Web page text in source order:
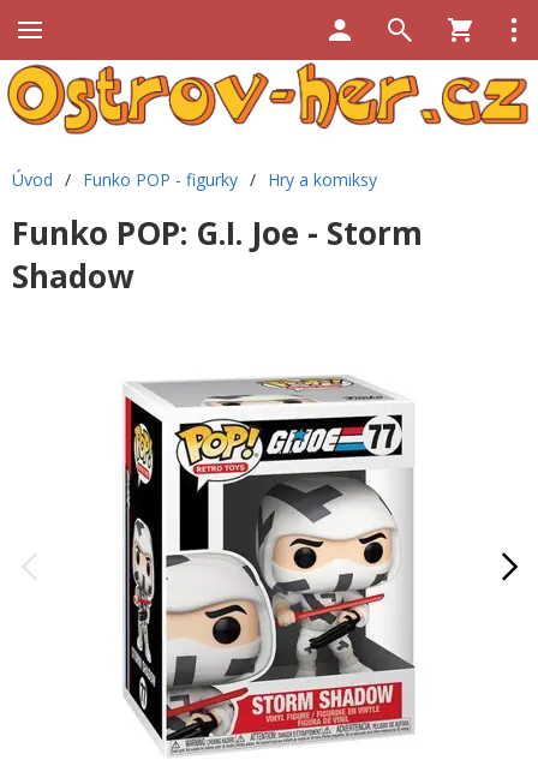
Úvod / Funko POP - figurky / Hry a komiksy
Funko POP: G.I. Joe - Storm
Shadow